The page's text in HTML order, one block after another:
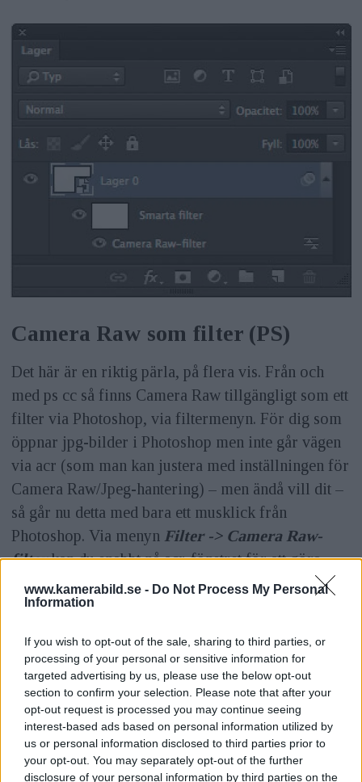
www.kamerabild.se - Do Not Process My Personal
Information
If you wish to opt-out of the sale, sharing to third parties, or
processing of your personal or sensitive information for
targeted advertising by us, please use the below opt-out
section to confirm your selection. Please note that after your
opt-out request is processed you may continue seeing
interest-based ads based on personal information utilized by
us or personal information disclosed to third parties prior to
your opt-out. You may separately opt-out of the further
disclosure of your personal information by third parties on the
Camera Raw som filter (PS)
Det här är en riktig pärla, på flera vis. Från och
med ps cc så finns Camera Raw tillgängligt som ett
filter via Photoshop, via filtermenyn. För dig som
öppnar jpg-bilder i Photoshop men inte går vägen
via acr (som man kan justera med inställningen för
Camera Raw/Jpeg-hantering) – men ändå vill dit –
så går nu detta med bara ett musklick från
Photoshop. Via menyn Filter -> Camera Raw-
filterkan du snabbt nå acr-fönstret för att göra
justeringar i bilden där. Smidigt och snabbt att gå
den vägen alltså.
ANNONS
Samma sak gäller förstås också om du öppnar
råfiler i acr, gör ändringar och öppnar bilden i
Photoshop, men vill tillbaka till acr. Däremot
måste du komma ihåg att de ändringar du gör i acr
blir permanenta för bilden så länge du inte öppnat